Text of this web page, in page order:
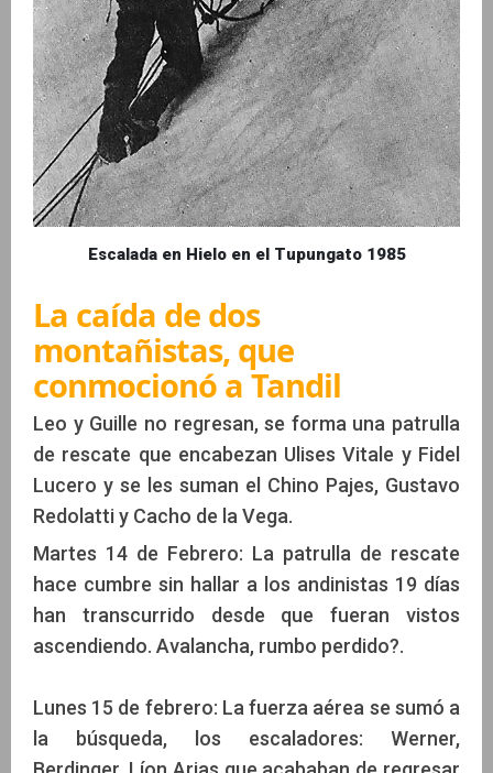
Escalada en Hielo en el Tupungato 1985
La caída de dos
montañistas, que
conmocionó a Tandil
Leo y Guille no regresan, se forma una patrulla
de rescate que encabezan Ulises Vitale y Fidel
Lucero y se les suman el Chino Pajes, Gustavo
Redolatti y Cacho de la Vega.
Martes 14 de Febrero: La patrulla de rescate
hace cumbre sin hallar a los andinistas 19 días
han transcurrido desde que fueran vistos
ascendiendo. Avalancha, rumbo perdido?.
Lunes 15 de febrero: La fuerza aérea se sumó a
la búsqueda, los escaladores: Werner,